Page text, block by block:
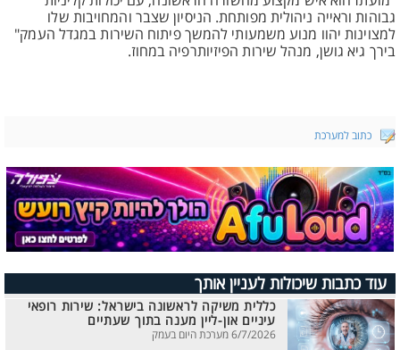
גבוהות וראייה ניהולית מפותחת. הניסיון שצבר והמחויבות שלו
למצוינות יהוו מנוע משמעותי להמשך פיתוח השירות במגדל העמק"
בירך גיא גושן, מנהל שירות הפיזיותרפיה במחוז.
כתוב למערכת
עוד כתבות שיכולות לעניין אותך
כללית משיקה לראשונה בישראל: שירות רופאי
עיניים און-ליין מענה בתוך שעתיים
6/7/2026 מערכת היום בעמק